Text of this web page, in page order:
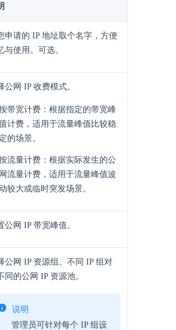
申请的 IP 地址取个名字，方便
与使用。可选。
公网 IP 收费模式。
带宽计费：根据指定的带宽峰
计费，适用于流量峰值比较稳
定的场景。
流量计费：根据实际发生的公
网流量计费，适用于流量峰值波
较大或临时突发场景。
公网 IP 带宽峰值。
公网 IP 资源组。不同 IP 组对
同的公网 IP 资源池。
说明
管理员可针对每个 IP 组设